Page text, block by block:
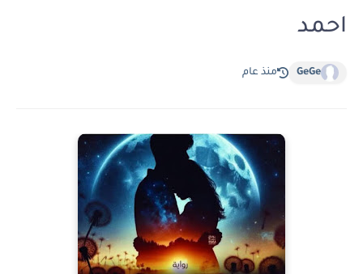
احمد
GeGe منذ عام